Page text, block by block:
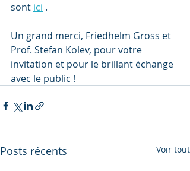
sont ici .
Un grand merci, Friedhelm Gross et
Prof. Stefan Kolev, pour votre
invitation et pour le brillant échange
avec le public !
Posts récents Voir tout